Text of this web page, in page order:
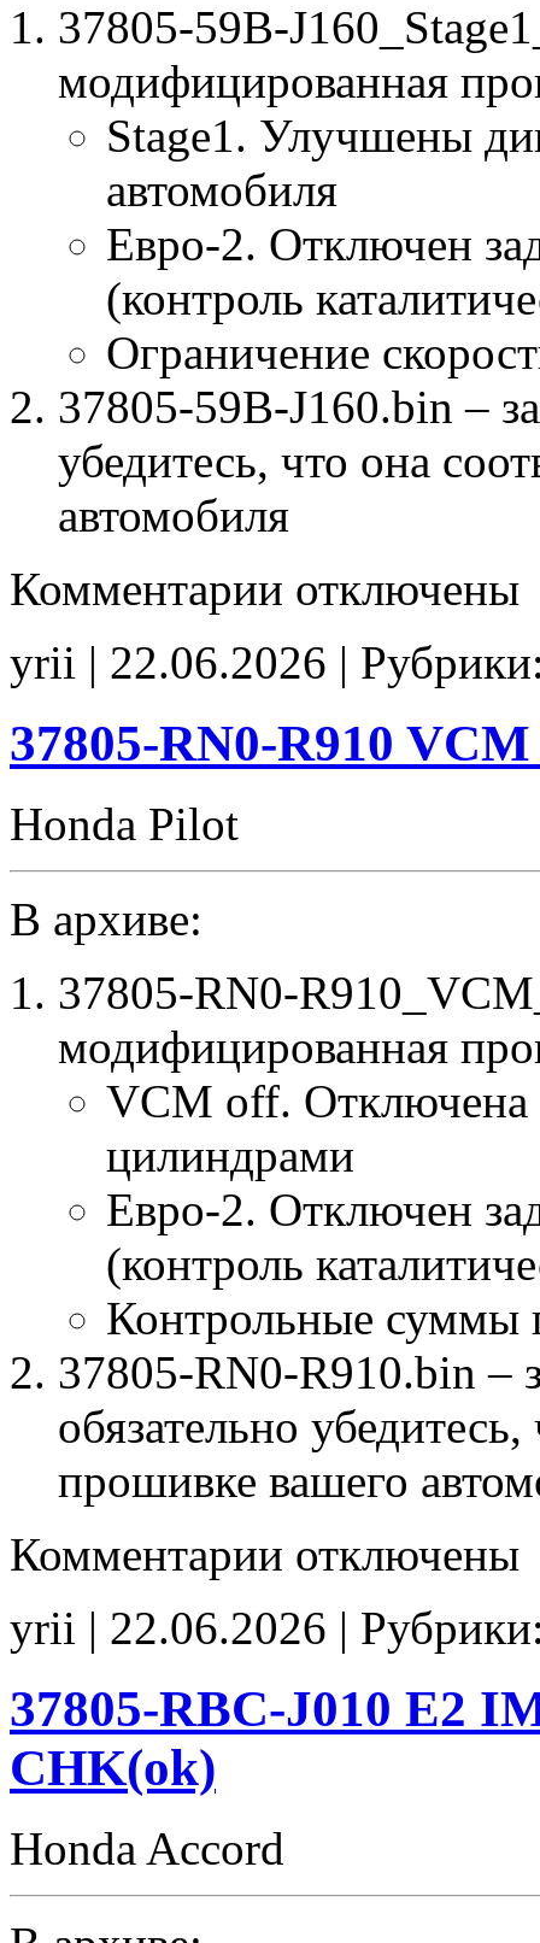
37805-59B-
модифицированная
Stage1. Улучшены
автомобиля
Евро-2. Отключен
(контроль
Ограничение
37805-59B-J160.bin –
убедитесь, что она
автомобиля
Комментарии записи
J160
Stage1
SpLim250
noCHK
отключены
yrii | 22.06.2026 |
37805-RN0-R910
Honda Pilot
В архиве:
37805-RN0-
модифицированная
VCM off. Отключена
цилиндрами
Евро-2. Отключен
(контроль
Контрольные суммы
37805-RN0-R910.bin –
обязательно
прошивке вашего
Комментарии записи
R910
VCM_off
CHK(ok)
отключены
yrii | 22.06.2026 |
37805-RBC-J010 E2
CHK(ok)
Honda Accord